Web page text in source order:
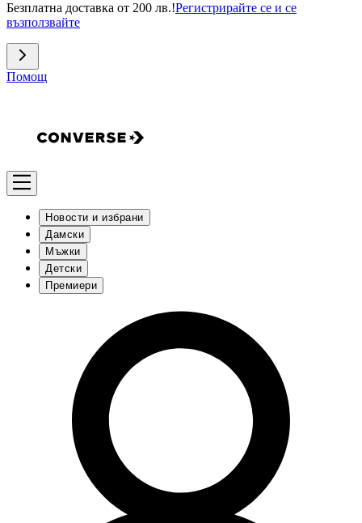
Безплатна доставка от 200 лв.!Регистрирайте се и се
възползвайте
Помощ
Новости и избрани
Дамски
Мъжки
Детски
Премиери